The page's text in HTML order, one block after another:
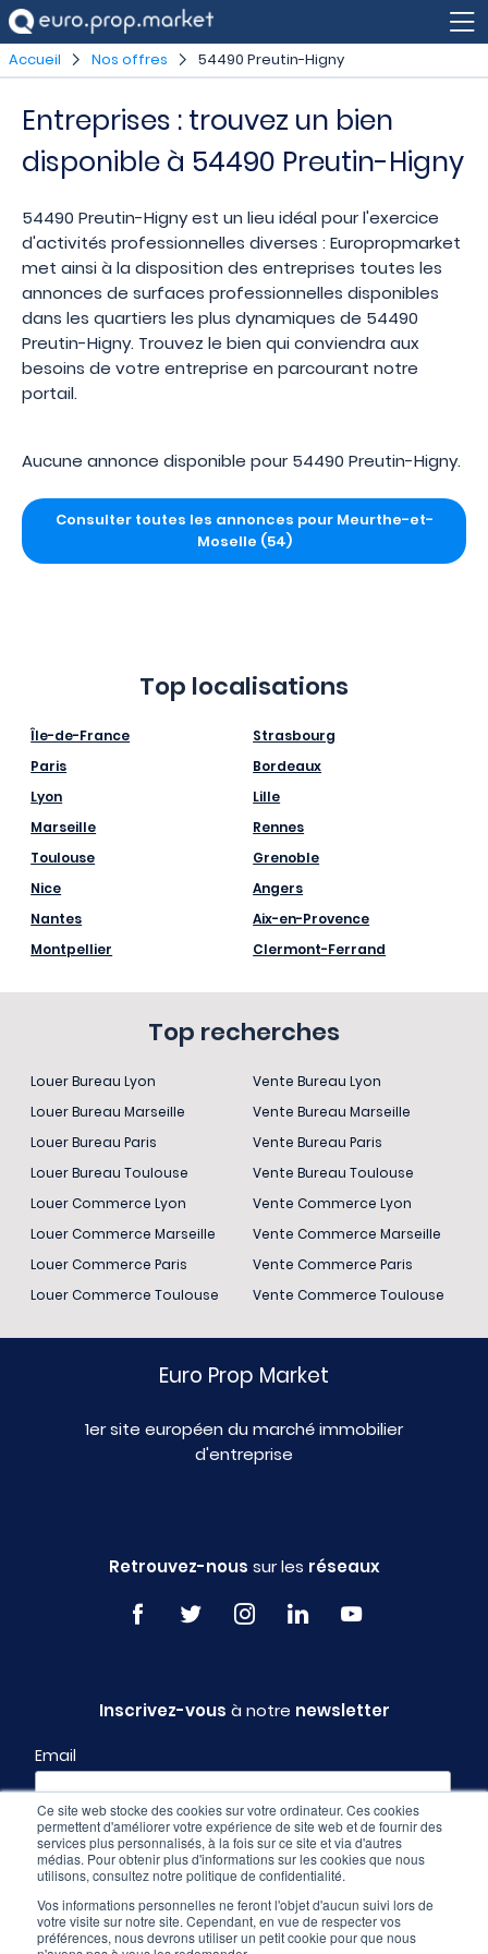
Ce site web stocke des cookies sur votre ordinateur. Ces cookies
permettent d'améliorer votre expérience de site web et de fournir des
services plus personnalisés, à la fois sur ce site et via d'autres
médias. Pour obtenir plus d'informations sur les cookies que nous
utilisons, consultez notre politique de confidentialité.
Vos informations personnelles ne feront l'objet d'aucun suivi lors de
votre visite sur notre site. Cependant, en vue de respecter vos
préférences, nous devrons utiliser un petit cookie pour que nous
Accueil Nos offres 54490 Preutin-Higny
Entreprises : trouvez un bien
disponible à 54490 Preutin-Higny
54490 Preutin-Higny est un lieu idéal pour l'exercice
d'activités professionnelles diverses : Europropmarket
met ainsi à la disposition des entreprises toutes les
annonces de surfaces professionnelles disponibles
dans les quartiers les plus dynamiques de 54490
Preutin-Higny. Trouvez le bien qui conviendra aux
besoins de votre entreprise en parcourant notre
portail.
Aucune annonce disponible pour 54490 Preutin-Higny.
Consulter toutes les annonces pour Meurthe-et-
Moselle (54)
Top localisations
Île-de-France
Paris
Lyon
Marseille
Toulouse
Nice
Nantes
Montpellier
Strasbourg
Bordeaux
Lille
Rennes
Grenoble
Angers
Aix-en-Provence
Clermont-Ferrand
Top recherches
Louer Bureau Lyon
Louer Bureau Marseille
Louer Bureau Paris
Louer Bureau Toulouse
Louer Commerce Lyon
Louer Commerce Marseille
Louer Commerce Paris
Louer Commerce Toulouse
Vente Bureau Lyon
Vente Bureau Marseille
Vente Bureau Paris
Vente Bureau Toulouse
Vente Commerce Lyon
Vente Commerce Marseille
Vente Commerce Paris
Vente Commerce Toulouse
Euro Prop Market
1er site européen du marché immobilier
d'entreprise
Retrouvez-nous sur les réseaux
Inscrivez-vous à notre newsletter
Email
Profil